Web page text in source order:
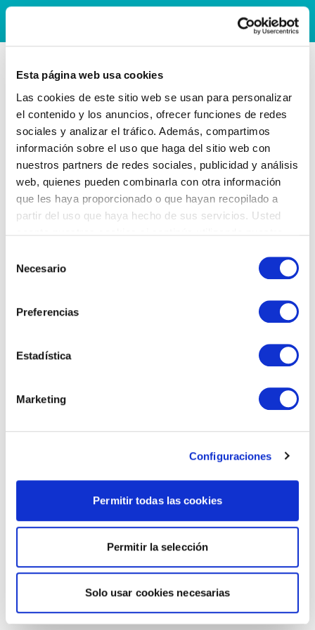
Esta página web usa cookies
Las cookies de este sitio web se usan para personalizar
el contenido y los anuncios, ofrecer funciones de redes
sociales y analizar el tráfico. Además, compartimos
información sobre el uso que haga del sitio web con
nuestros partners de redes sociales, publicidad y análisis
web, quienes pueden combinarla con otra información
que les haya proporcionado o que hayan recopilado a
partir del uso que haya hecho de sus servicios. Usted
Necesario
Preferencias
Estadística
Marketing
Configuraciones
Permitir todas las cookies
Permitir la selección
Solo usar cookies necesarias